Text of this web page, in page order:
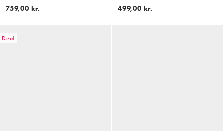
gennemgående lynlås og
759,00 kr.
499,00 kr.
Deal